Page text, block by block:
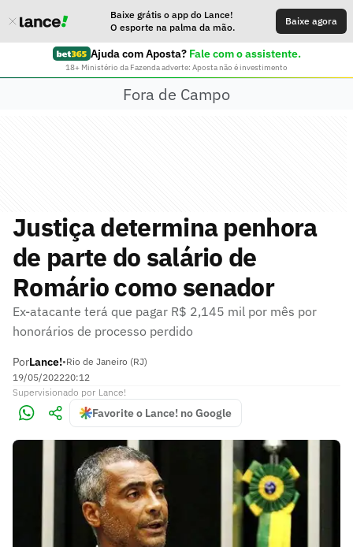
Baixe grátis o app do Lance!
O esporte na palma da mão.
Baixe agora
Ajuda com Aposta? Fale com o assistente.
18+ Ministério da Fazenda adverte: Aposta não é investimento
Fora de Campo
Justiça determina penhora
de parte do salário de
Romário como senador
Ex-atacante terá que pagar R$ 2,145 mil por mês por
honorários de processo perdido
PorLance!•Rio de Janeiro (RJ)
19/05/202220:12
Supervisionado por Lance!
Favorite o Lance! no Google